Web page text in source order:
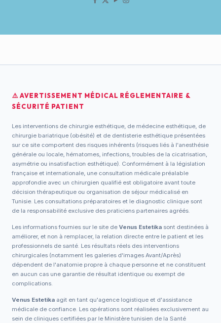
⚠️ AVERTISSEMENT MÉDICAL RÉGLEMENTAIRE &
SÉCURITÉ PATIENT
Les interventions de chirurgie esthétique, de médecine esthétique, de
chirurgie bariatrique (obésité) et de dentisterie esthétique présentées
sur ce site comportent des risques inhérents (risques liés à l'anesthésie
générale ou locale, hématomes, infections, troubles de la cicatrisation,
asymétrie ou insatisfaction esthétique). Conformément à la législation
française et internationale, une consultation médicale préalable
approfondie avec un chirurgien qualifié est obligatoire avant toute
décision thérapeutique ou organisation de séjour médicalisé en
Tunisie. Les consultations préparatoires et le diagnostic clinique sont
de la responsabilité exclusive des praticiens partenaires agréés.
Les informations fournies sur le site de Venus Estetika sont destinées à
améliorer, et non à remplacer, la relation directe entre le patient et les
professionnels de santé. Les résultats réels des interventions
chirurgicales (notamment les galeries d'images Avant/Après)
dépendent de l'anatomie propre à chaque personne et ne constituent
en aucun cas une garantie de résultat identique ou exempt de
complications.
Venus Estetika agit en tant qu'agence logistique et d'assistance
médicale de confiance. Les opérations sont réalisées exclusivement au
sein de cliniques certifiées par le Ministère tunisien de la Santé